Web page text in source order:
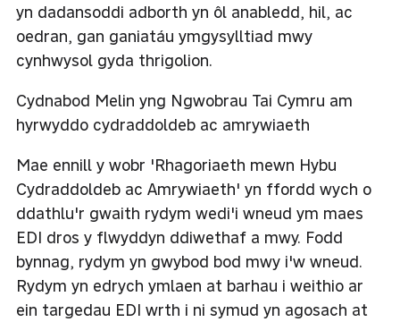
yn dadansoddi adborth yn ôl anabledd, hil, ac
oedran, gan ganiatáu ymgysylltiad mwy
cynhwysol gyda thrigolion.
Cydnabod Melin yng Ngwobrau Tai Cymru am
hyrwyddo cydraddoldeb ac amrywiaeth
Mae ennill y wobr 'Rhagoriaeth mewn Hybu
Cydraddoldeb ac Amrywiaeth' yn ffordd wych o
ddathlu'r gwaith rydym wedi'i wneud ym maes
EDI dros y flwyddyn ddiwethaf a mwy. Fodd
bynnag, rydym yn gwybod bod mwy i'w wneud.
Rydym yn edrych ymlaen at barhau i weithio ar
ein targedau EDI wrth i ni symud yn agosach at